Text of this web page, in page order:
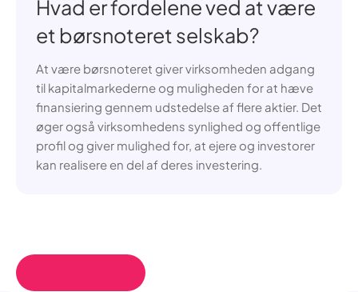
Hvad er fordelene ved at være
et børsnoteret selskab?
At være børsnoteret giver virksomheden adgang
til kapitalmarkederne og muligheden for at hæve
finansiering gennem udstedelse af flere aktier. Det
øger også virksomhedens synlighed og offentlige
profil og giver mulighed for, at ejere og investorer
kan realisere en del af deres investering.